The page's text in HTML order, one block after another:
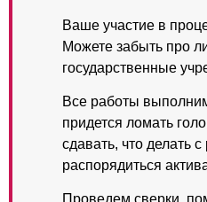
Ваше участие в
Можете забыть про
государственные
Все работы
придется ломать
сдавать, что делать
распорядиться
Проведем сверки,